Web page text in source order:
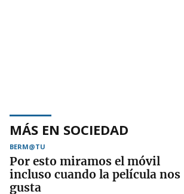
MÁS EN SOCIEDAD
BERM@TU
Por esto miramos el móvil
incluso cuando la película nos
gusta